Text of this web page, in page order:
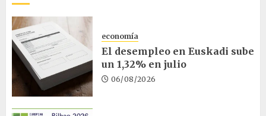
economía
El desempleo en Euskadi sube
un 1,32% en julio
06/08/2026